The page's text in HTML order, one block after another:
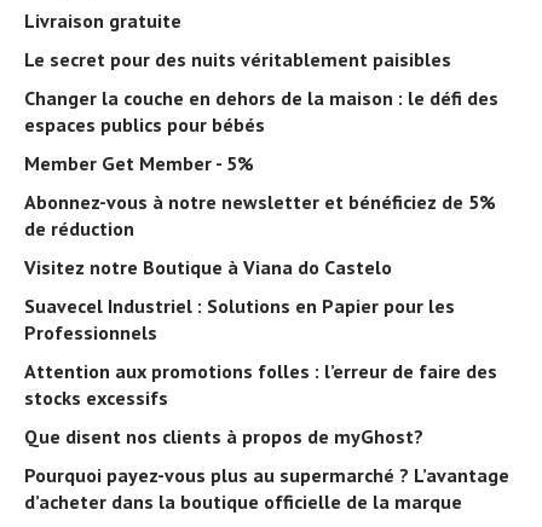
Livraison gratuite
Le secret pour des nuits véritablement paisibles
Changer la couche en dehors de la maison : le défi des
espaces publics pour bébés
Member Get Member - 5%
Abonnez-vous à notre newsletter et bénéficiez de 5%
de réduction
Visitez notre Boutique à Viana do Castelo
Suavecel Industriel : Solutions en Papier pour les
Professionnels
Attention aux promotions folles : l’erreur de faire des
stocks excessifs
Que disent nos clients à propos de myGhost?
Pourquoi payez-vous plus au supermarché ? L’avantage
d’acheter dans la boutique officielle de la marque